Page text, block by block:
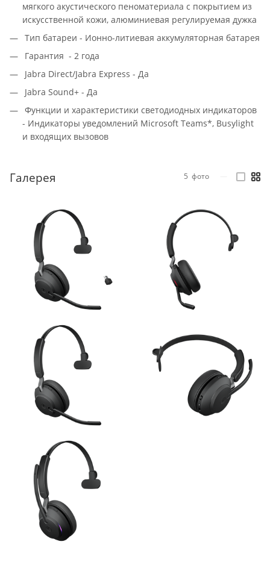
мягкого акустического пеноматериала с покрытием из
искусственной кожи, алюминиевая регулируемая дужка
Тип батареи - Ионно-литиевая аккумуляторная батарея
Гарантия - 2 года
Jabra Direct/Jabra Express - Да
Jabra Sound+ - Да
Функции и характеристики светодиодных индикаторов
- Индикаторы уведомлений Microsoft Teams*, Busylight
и входящих вызовов
Галерея 5 фото